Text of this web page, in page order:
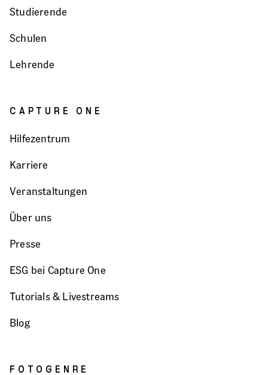
Studierende
Schulen
Lehrende
CAPTURE ONE
Hilfezentrum
Karriere
Veranstaltungen
Über uns
Presse
ESG bei Capture One
Tutorials & Livestreams
Blog
FOTOGENRE